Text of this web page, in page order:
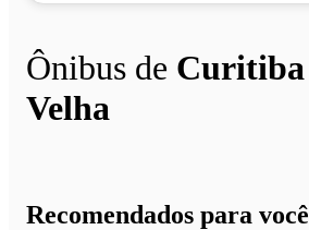
Ônibus de Curitiba
Velha
Recomendados para você